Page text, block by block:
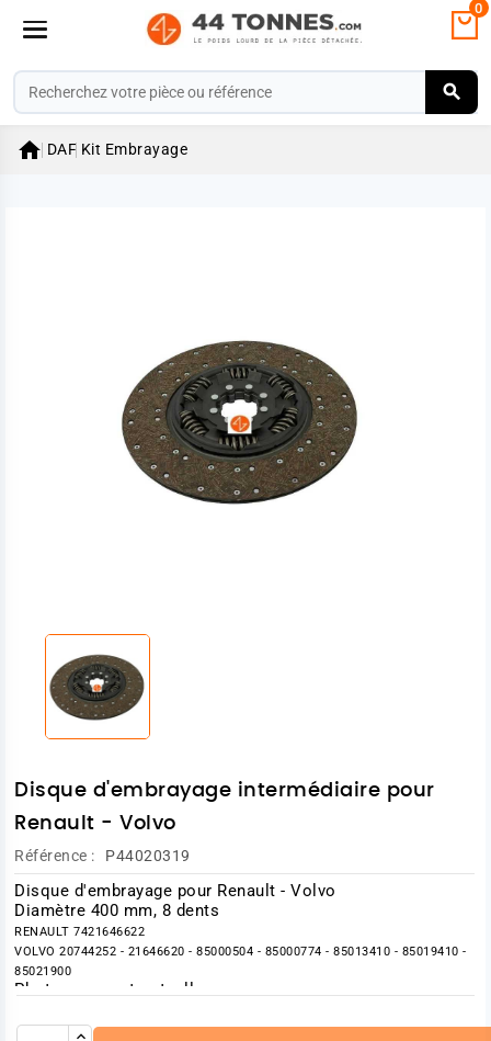
0
 DAF Kit Embrayage
Disque d'embrayage intermédiaire pour
Renault - Volvo
Référence : P44020319
Disque d'embrayage pour Renault - Volvo
Diamètre 400 mm, 8 dents
RENAULT 7421646622
VOLVO 20744252 - 21646620 - 85000504 - 85000774 - 85013410 - 85019410 -
85021900
Photo non contractuelle.